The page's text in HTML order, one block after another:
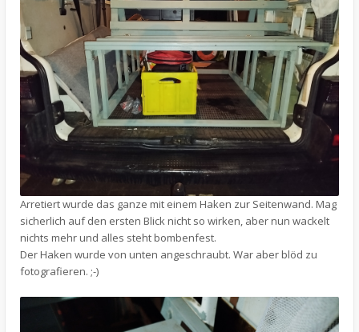
Arretiert wurde das ganze mit einem Haken zur Seitenwand. Mag
sicherlich auf den ersten Blick nicht so wirken, aber nun wackelt
nichts mehr und alles steht bombenfest.
Der Haken wurde von unten angeschraubt. War aber blöd zu
fotografieren. ;-)